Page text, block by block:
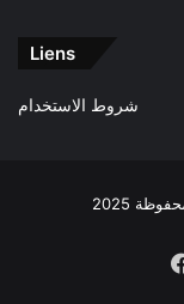
Liens
شروط الاستخدام